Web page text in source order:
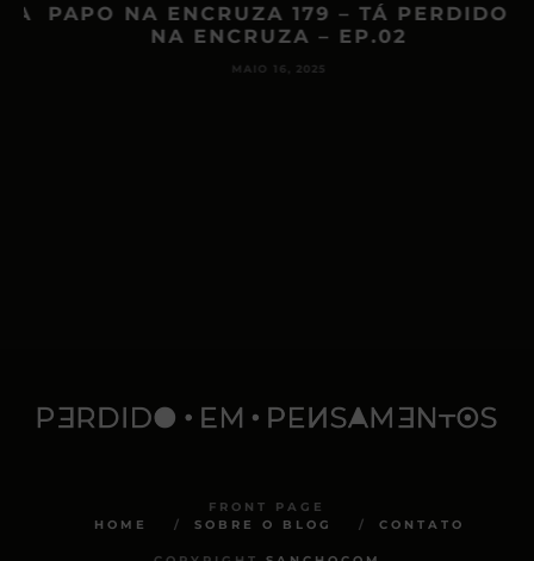
PAPO NA ENCRUZA 179 – TÁ PERDIDO
NA ENCRUZA – EP.02
MAIO 16, 2025
FRONT PAGE
HOME
SOBRE O BLOG CONTATO